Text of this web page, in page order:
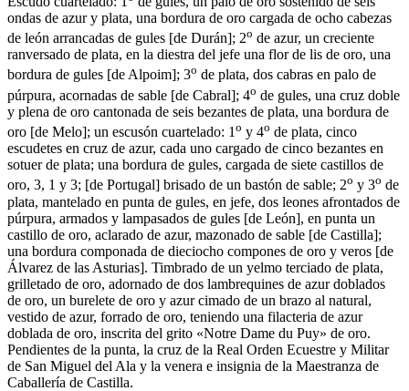
ondas de azur y plata, una bordura de oro cargada de ocho cabezas
de león arrancadas de gules [de Durán]; 2o de azur, un creciente
ranversado de plata, en la diestra del jefe una flor de lis de oro, una
bordura de gules [de Alpoim]; 3o de plata, dos cabras en palo de
púrpura, acornadas de sable [de Cabral]; 4o de gules, una cruz doble
y plena de oro cantonada de seis bezantes de plata, una bordura de
oro [de Melo]; un escusón cuartelado: 1 o y 4o de plata, cinco
escudetes en cruz de azur, cada uno cargado de cinco bezantes en
sotuer de plata; una bordura de gules, cargada de siete castillos de
oro, 3, 1 y 3; [de Portugal] brisado de un bastón de sable; 2o y 3o de
plata, mantelado en punta de gules, en jefe, dos leones afrontados de
púrpura, armados y lampasados de gules [de León], en punta un
castillo de oro, aclarado de azur, mazonado de sable [de Castilla];
una bordura componada de dieciocho compones de oro y veros [de
Álvarez de las Asturias]. Timbrado de un yelmo terciado de plata,
grilletado de oro, adornado de dos lambrequines de azur doblados
de oro, un burelete de oro y azur cimado de un brazo al natural,
vestido de azur, forrado de oro, teniendo una filacteria de azur
doblada de oro, inscrita del grito «Notre Dame du Puy» de oro.
Pendientes de la punta, la cruz de la Real Orden Ecuestre y Militar
de San Miguel del Ala y la venera e insignia de la Maestranza de
Caballería de Castilla.